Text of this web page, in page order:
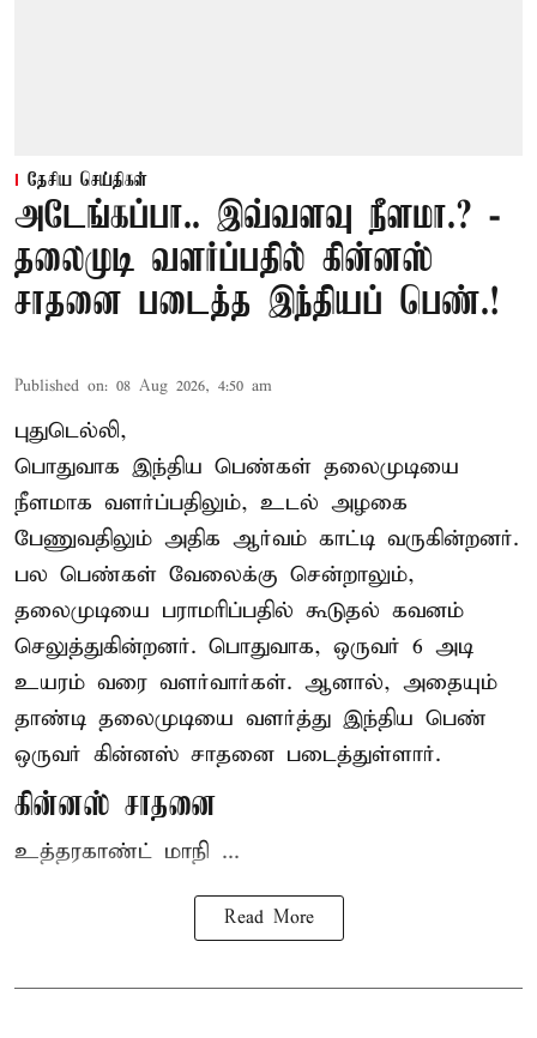
தேசிய செய்திகள்
அடேங்கப்பா.. இவ்வளவு நீளமா.? -
தலைமுடி வளர்ப்பதில் கின்னஸ்
சாதனை படைத்த இந்தியப் பெண்.!
Published on: 08 Aug 2026, 4:50 am
புதுடெல்லி,
பொதுவாக இந்திய பெண்கள் தலைமுடியை
நீளமாக வளர்ப்பதிலும், உடல் அழகை
பேணுவதிலும் அதிக ஆர்வம் காட்டி வருகின்றனர்.
பல பெண்கள் வேலைக்கு சென்றாலும்,
தலைமுடியை பராமரிப்பதில் கூடுதல் கவனம்
செலுத்துகின்றனர். பொதுவாக, ஒருவர் 6 அடி
உயரம் வரை வளர்வார்கள். ஆனால், அதையும்
தாண்டி தலைமுடியை வளர்த்து இந்திய பெண்
ஒருவர் கின்னஸ் சாதனை படைத்துள்ளார்.
கின்னஸ் சாதனை
உத்தரகாண்ட் மாநி ...
Read More